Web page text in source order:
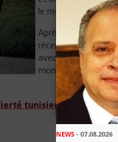
le monde. »
Après un bref
récentes
avec le chef de la
mon pays s’y
tunisienne en Austral
NEWS - 07.08.2026